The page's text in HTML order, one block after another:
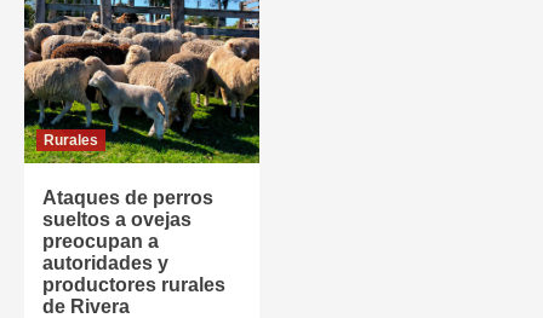
Rurales
Ataques de perros
sueltos a ovejas
preocupan a
autoridades y
productores rurales
de Rivera